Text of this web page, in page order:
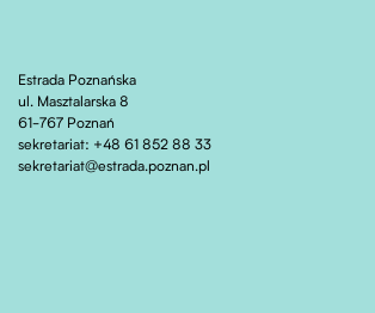
Estrada Poznańska
ul. Masztalarska 8
61-767 Poznań
sekretariat: +48 61 852 88 33
sekretariat@estrada.poznan.pl